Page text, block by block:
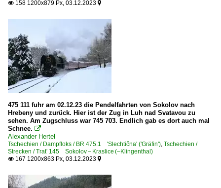
 158 1200x879 Px, 03.12.2023 
475 111 fuhr am 02.12.23 die Pendelfahrten von Sokolov nach
Hrebeny und zurück. Hier ist der Zug in Luh nad Svatavou zu
sehen. Am Zugschluss war 745 703. Endlich gab es dort auch mal
Schnee. 
Alexander Hertel
Tschechien / Dampfloks / BR 475.1 'Slechtična' ('Gräfin') Tschechien /
Strecken / Trať 145 Sokolov – Kraslice (–Klingenthal)
 167 1200x863 Px, 03.12.2023 